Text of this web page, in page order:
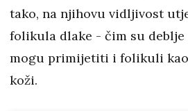
tako, na njihovu vidljivost
folikula dlake - čim su deblje
mogu primijetiti i folikuli
koži.